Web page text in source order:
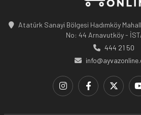
Atatürk Sanayi Bölgesi Hadımköy
No: 44 Arnavutköy -
444 21 50